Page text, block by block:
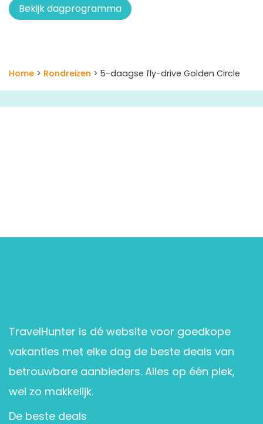
Bekijk dagprogramma
Home > Rondreizen > 5-daagse fly-drive Golden Circle
TravelHunter is dé website voor goedkope
vakanties met elke dag de beste deals van
betrouwbare aanbieders. Alles op één plek,
wel zo makkelijk.
De beste deals